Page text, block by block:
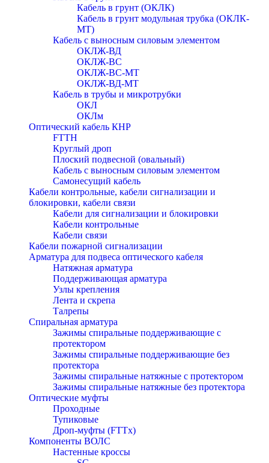
Кабель в грунт (ОКЛК)
Кабель в грунт модульная трубка (ОКЛК-
МТ)
Кабель с выносным силовым элементом
ОКЛЖ-ВД
ОКЛЖ-ВС
ОКЛЖ-ВС-МТ
ОКЛЖ-ВД-МТ
Кабель в трубы и микротрубки
ОКЛ
ОКЛм
Оптический кабель КНР
FTTH
Круглый дроп
Плоский подвесной (овальный)
Кабель с выносным силовым элементом
Самонесущий кабель
Кабели контрольные, кабели сигнализации и
блокировки, кабели связи
Кабели для сигнализации и блокировки
Кабели контрольные
Кабели связи
Кабели пожарной сигнализации
Арматура для подвеса оптического кабеля
Натяжная арматура
Поддерживающая арматура
Узлы крепления
Лента и скрепа
Талрепы
Спиральная арматура
Зажимы спиральные поддерживающие с
протектором
Зажимы спиральные поддерживающие без
протектора
Зажимы спиральные натяжные с протектором
Зажимы спиральные натяжные без протектора
Оптические муфты
Проходные
Тупиковые
Дроп-муфты (FTTx)
Компоненты ВОЛС
Настенные кроссы